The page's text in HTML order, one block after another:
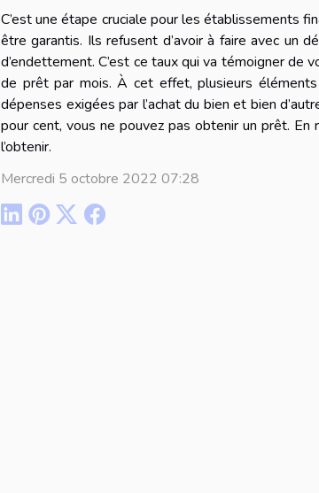
C’est une étape cruciale pour les établissements
être garantis. Ils refusent d’avoir à faire avec un
d’endettement. C’est ce taux qui va témoigner
de prêt par mois. À cet effet, plusieurs
dépenses exigées par l’achat du bien et bien
pour cent, vous ne pouvez pas obtenir un prêt. En
l’obtenir.
Mercredi 5 octobre 2022 07:28